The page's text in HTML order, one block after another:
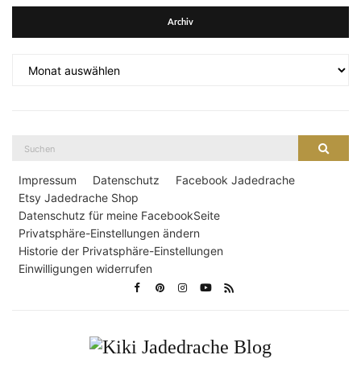
Archiv
Suche
Impressum Datenschutz
Facebook Jadedrache
Etsy Jadedrache Shop
Datenschutz für meine FacebookSeite
Privatsphäre-Einstellungen ändern
Historie der Privatsphäre-Einstellungen
Einwilligungen widerrufen